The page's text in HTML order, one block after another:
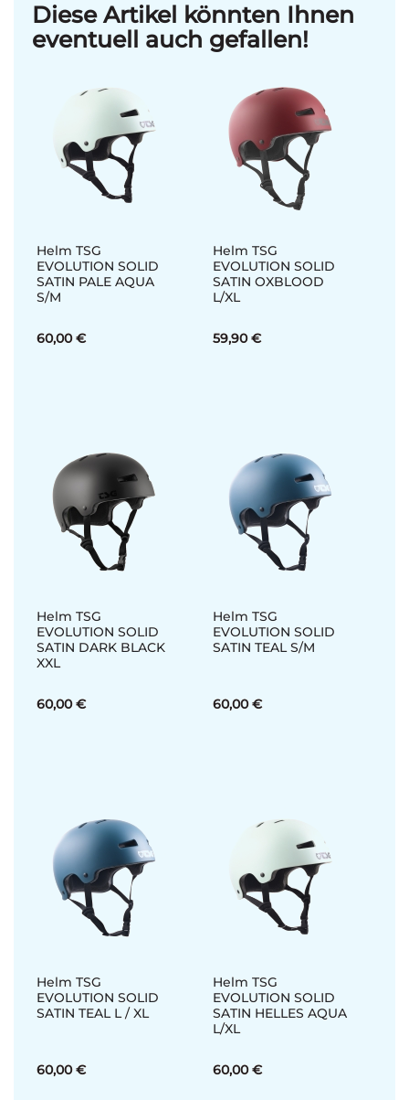
Diese Artikel könnten Ihnen
eventuell auch gefallen!
Helm TSG
EVOLUTION SOLID
SATIN PALE AQUA
S/M
60,00 €
Helm TSG
EVOLUTION SOLID
SATIN OXBLOOD
L/XL
59,90 €
Helm TSG
EVOLUTION SOLID
SATIN DARK BLACK
XXL
60,00 €
Helm TSG
EVOLUTION SOLID
SATIN TEAL S/M
60,00 €
Helm TSG
EVOLUTION SOLID
SATIN TEAL L / XL
60,00 €
Helm TSG
EVOLUTION SOLID
SATIN HELLES AQUA
L/XL
60,00 €